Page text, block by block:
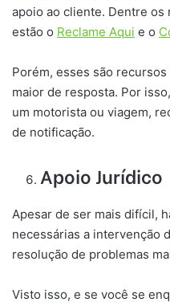
apoio ao cliente. Dentre
estão o Reclame Aqui e o
Porém, esses são
maior de resposta. Por
um motorista ou viagem,
de notificação.
Apoio Jurídico
Apesar de ser mais difícil,
necessárias a intervenção
resolução de problemas
Visto isso, e se você se